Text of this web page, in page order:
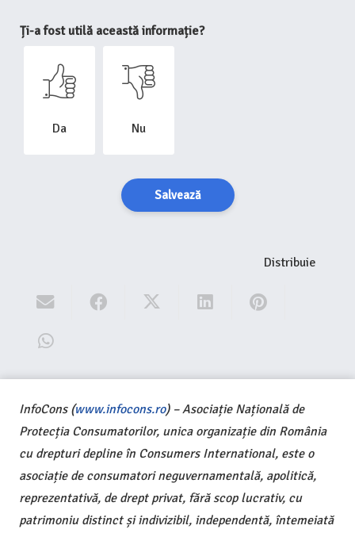
Ți-a fost utilă această informație?
Da Nu
Salvează
Distribuie
InfoCons (www.infocons.ro) – Asociație Națională de
Protecția Consumatorilor, unica organizație din România
cu drepturi depline în Consumers International, este o
asociație de consumatori neguvernamentală, apolitică,
reprezentativă, de drept privat, fără scop lucrativ, cu
patrimoniu distinct și indivizibil, independentă, întemeiată